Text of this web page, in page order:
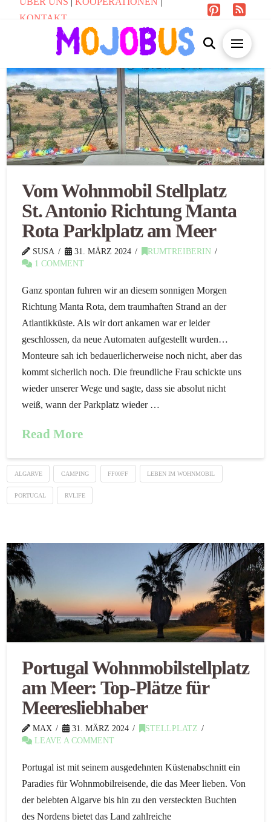
KONTAKT
Vom Wohnmobil Stellplatz
St. Antonio Richtung Manta
Rota Parklplatz am Meer
SUSA 31. MÄRZ 2024
RUMTREIBERIN
1 COMMENT
Ganz spontan fuhren wir an diesem sonnigen Morgen
Richtung Manta Rota, dem traumhaften Strand an der
Atlantikküste. Als wir dort ankamen war er leider
geschlossen, da neue Automaten aufgestellt wurden…
Monteure sah ich bedauerlicherweise noch nicht, aber das
kommt sicherlich noch. Die freundliche Frau schickte uns
wieder unserer Wege und sagte, dass sie absolut nicht
weiß, wann der Parkplatz wieder …
Read More
ALGARVE CAMPING FF00FF LEBEN IM WOHNMOBIL
PORTUGAL RVLIFE
Portugal Wohnmobilstellplatz
am Meer: Top-Plätze für
Meeresliebhaber
MAX 31. MÄRZ 2024
STELLPLATZ
LEAVE A COMMENT
Portugal ist mit seinem ausgedehnten Küstenabschnitt ein
Paradies für Wohnmobilreisende, die das Meer lieben. Von
der belebten Algarve bis hin zu den versteckten Buchten
des Nordens bietet das Land zahlreiche